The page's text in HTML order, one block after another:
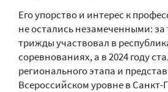
Его упорство и интерес к
не остались незамеченными: за
трижды участвовал в
соревнованиях, а в 2024 году
регионального этапа и
Всероссийском уровне в Санкт-